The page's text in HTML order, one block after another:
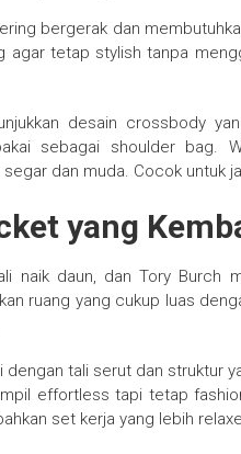
bergerak dan
agar tetap stylish tanpa
desain crossbody
sebagai shoulder bag.
dan muda. Cocok untuk
yang
naik daun, dan Tory Burch
ruang yang cukup luas
dengan tali serut dan struktur
effortless tapi tetap
set kerja yang lebih